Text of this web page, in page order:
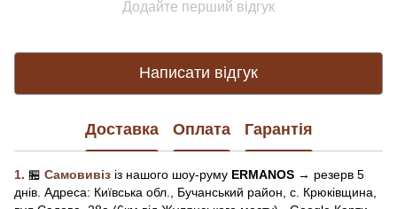
Додайте перший відгук
Написати відгук
Доставка Оплата Гарантія
1. 🏪 Самовивіз із нашого шоу-руму ERMANOS → резерв 5
днів. Адреса: Київська обл.,
Бучанський район, с. Крюківщина,